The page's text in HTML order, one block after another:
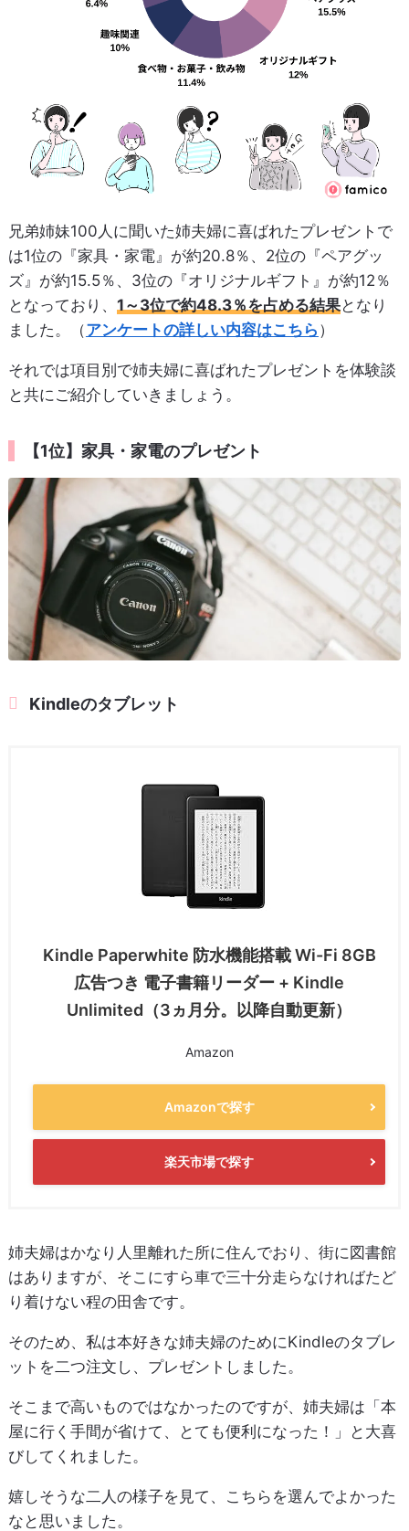
兄弟姉妹100人に聞いた姉夫婦に喜ばれたプレゼントで
は1位の『家具・家電』が約20.8％、2位の『ペアグッ
ズ』が約15.5％、3位の『オリジナルギフト』が約12％
となっており、 1～3位で約48.3％を占める結果となり
ました。（アンケートの詳しい内容はこちら ）
それでは項目別で姉夫婦に喜ばれたプレゼントを体験談
と共にご紹介していきましょう。
【1位】家具・家電のプレゼント
Kindleのタブレット
Kindle Paperwhite 防水機能搭載 Wi-Fi 8GB
広告つき 電子書籍リーダー + Kindle
Unlimited（3ヵ月分。以降自動更新）
Amazon
Amazonで探す
楽天市場で探す
姉夫婦はかなり人里離れた所に住んでおり、街に図書館
はありますが、そこにすら車で三十分走らなければたど
り着けない程の田舎です。
そのため、私は本好きな姉夫婦のためにKindleのタブレ
ットを二つ注文し、プレゼントしました。
そこまで高いものではなかったのですが、姉夫婦は「本
屋に行く手間が省けて、とても便利になった！」と大喜
びしてくれました。
嬉しそうな二人の様子を見て、こちらを選んでよかった
なと思いました。